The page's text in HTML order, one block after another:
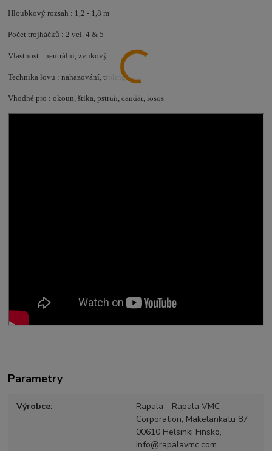
Hloubkový rozsah : 1,2 - 1,8 m
Počet trojháčků : 2 vel. 4 & 5
Vlastnost : neutrální, zvukový
Technika lovu : nahazování, troling
Vhodné pro : okoun, štika, pstruh, candát, losos
Parametry
Výrobce
Rapala - Rapala VMC
Corporation, Mäkelänkatu 87
00610 Helsinki Finsko,
info@rapalavmc.com